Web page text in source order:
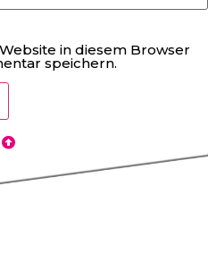
in diesem Browser
speichern.